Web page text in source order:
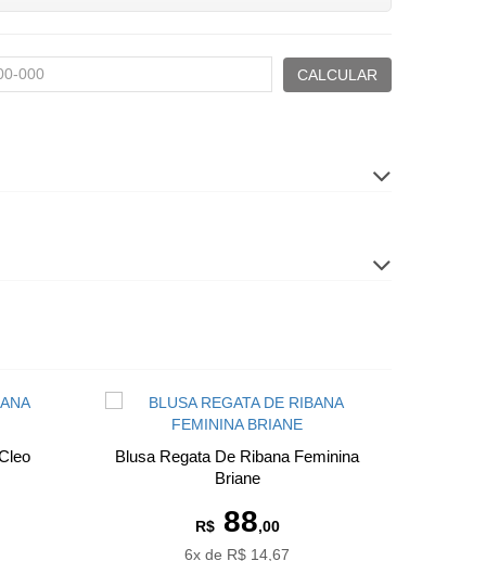
CALCULAR
Blusa Regata De Ribana Feminina
Briane
R$88,00
6x de R$ 14,67